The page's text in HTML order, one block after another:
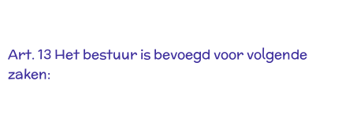
Art. 13 Het bestuur is bevoegd voor volgende
zaken: